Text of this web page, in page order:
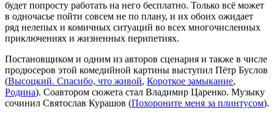
будет попросту работать на него бесплатно. Только всё может
в одночасье пойти совсем не по плану, и их обоих ожидает
ряд нелепых и комичных ситуаций во всех многочисленных
приключениях и жизненных перипетиях.
Постановщиком и одним из авторов сценария и также в числе
продюсеров этой комедийной картины выступил Пётр Буслов
(Высоцкий. Спасибо, что живой, Короткое замыкание,
Родина). Соавтором сюжета стал Владимир Царенко. Музыку
сочинил Святослав Курашов (Похороните меня за плинтусом).